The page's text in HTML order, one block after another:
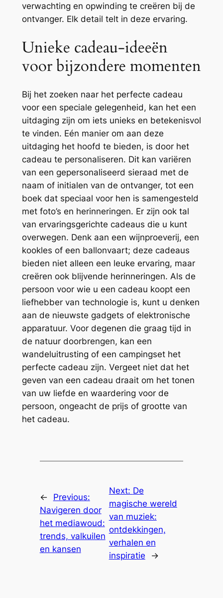
verwachting en opwinding te creëren bij de
ontvanger. Elk detail telt in deze ervaring.
Unieke cadeau-ideeën
voor bijzondere momenten
Bij het zoeken naar het perfecte cadeau
voor een speciale gelegenheid, kan het een
uitdaging zijn om iets unieks en betekenisvol
te vinden. Eén manier om aan deze
uitdaging het hoofd te bieden, is door het
cadeau te personaliseren. Dit kan variëren
van een gepersonaliseerd sieraad met de
naam of initialen van de ontvanger, tot een
boek dat speciaal voor hen is samengesteld
met foto’s en herinneringen. Er zijn ook tal
van ervaringsgerichte cadeaus die u kunt
overwegen. Denk aan een wijnproeverij, een
kookles of een ballonvaart; deze cadeaus
bieden niet alleen een leuke ervaring, maar
creëren ook blijvende herinneringen. Als de
persoon voor wie u een cadeau koopt een
liefhebber van technologie is, kunt u denken
aan de nieuwste gadgets of elektronische
apparatuur. Voor degenen die graag tijd in
de natuur doorbrengen, kan een
wandeluitrusting of een campingset het
perfecte cadeau zijn. Vergeet niet dat het
geven van een cadeau draait om het tonen
van uw liefde en waardering voor de
persoon, ongeacht de prijs of grootte van
het cadeau.
←
Previous:
Navigeren door
het mediawoud:
trends, valkuilen
en kansen
Next: De
magische wereld
van muziek:
ontdekkingen,
verhalen en
inspiratie
→